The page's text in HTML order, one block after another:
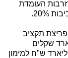
העומדת
תקציב
מיועד לעמוד על 11 מיליארד שקלים
לרכישת גז, תקציב זה צמח ל-23.3 מיליארד ש"ח למימון